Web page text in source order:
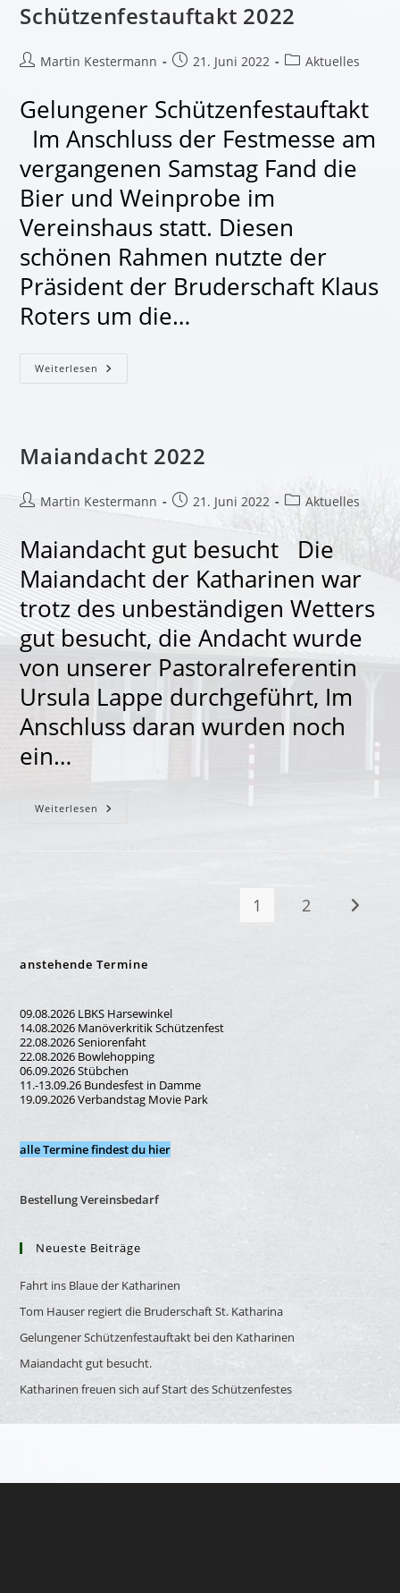
Schützenfestauftakt 2022
Beitrags-
Martin Kestermann
Beitrag21. Juni 2022
Beitrags-
Aktuelles
Gelungener Schützenfestauftakt
Im Anschluss der Festmesse am
vergangenen Samstag Fand die
Bier und Weinprobe im
Vereinshaus statt. Diesen
schönen Rahmen nutzte der
Präsident der Bruderschaft Klaus
Roters um die…
Weiterlesen Schützenfestauftakt
2022
Maiandacht 2022
Beitrags-
Martin Kestermann
Beitrag21. Juni 2022
Beitrags-
Kategorie:
Aktuelles
Maiandacht gut besucht Die
Maiandacht der Katharinen war
trotz des unbeständigen Wetters
gut besucht, die Andacht wurde
von unserer Pastoralreferentin
Ursula Lappe durchgeführt, Im
Anschluss daran wurden noch
ein…
Weiterlesen Maiandacht
1 2 Zur
anstehende Termine
09.08.2026 LBKS Harsewinkel
14.08.2026 Manöverkritik Schützenfest
22.08.2026 Seniorenfaht
22.08.2026 Bowlehopping
06.09.2026 Stübchen
11.-13.09.26 Bundesfest in Damme
19.09.2026 Verbandstag Movie Park
alle Termine findest du hier
Bestellung Vereinsbedarf
Neueste Beiträge
Fahrt ins Blaue der Katharinen
Tom Hauser regiert die Bruderschaft St. Katharina
Gelungener Schützenfestauftakt bei den Katharinen
Maiandacht gut besucht.
Katharinen freuen sich auf Start des Schützenfestes